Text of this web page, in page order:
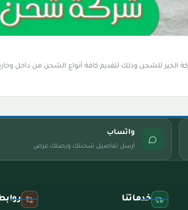
للشحن وذلك لتقديم كافة أنواع الشحن من داخل
واتساب
أرسل تفاصيل شحنتك ويصلك عرض
خدماتنا